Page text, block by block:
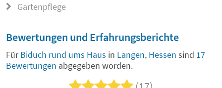
Gartenpflege
Bewertungen und Erfahrungsberichte
FürBiduch rund ums Haus in Langen, Hessen sind 17
Bewertungen abgegeben worden.